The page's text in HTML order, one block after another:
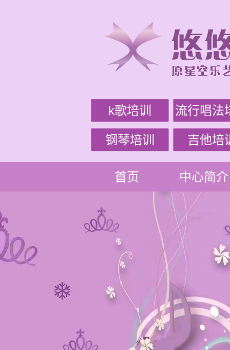
k歌培训 流行唱法
钢琴培训 吉他培
首页 中心简介